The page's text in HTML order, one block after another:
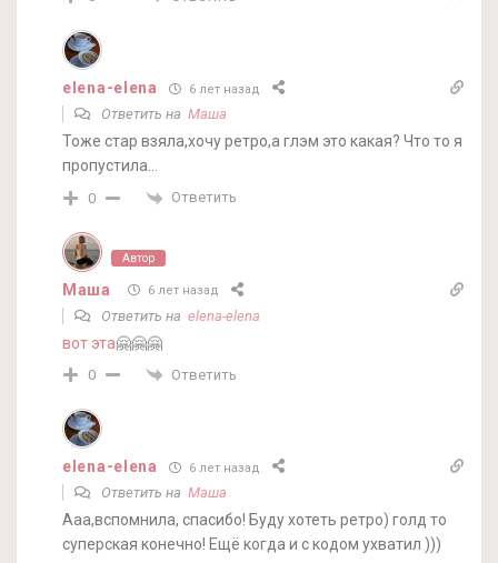
elena-elena 6 лет назад
Ответить на Маша
Тоже стар взяла,хочу ретро,а глэм это какая? Что то я
пропустила…
0 Ответить
Автор
Маша 6 лет назад
Ответить на elena-elena
вот эта🤗🤗🤗
0 Ответить
elena-elena 6 лет назад
Ответить на Маша
Ааа,вспомнила, спасибо! Буду хотеть ретро) голд то
суперская конечно! Ещё когда и с кодом ухватил )))